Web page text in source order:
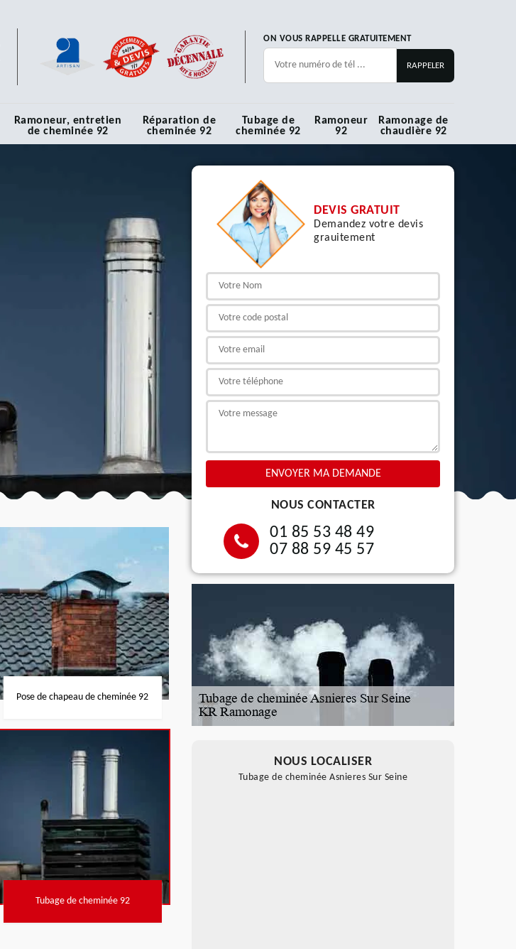
ON VOUS RAPPELLE GRATUITEMENT
Ramoneur, entretien
de cheminée 92
Réparation de
cheminée 92
Tubage de
cheminée 92
Ramoneur
92
Ramonage de
chaudière 92
Pose de chapeau de cheminée 92
Tubage de cheminée 92
DEVIS GRATUIT
Demandez votre devis
grauitement
NOUS CONTACTER
01 85 53 48 49
07 88 59 45 57
NOUS LOCALISER
Tubage de cheminée Asnieres Sur Seine